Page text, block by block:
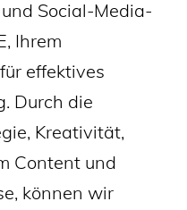
Social-Media-
Ihrem
effektives
Durch die
Kreativität,
Content und
können wir